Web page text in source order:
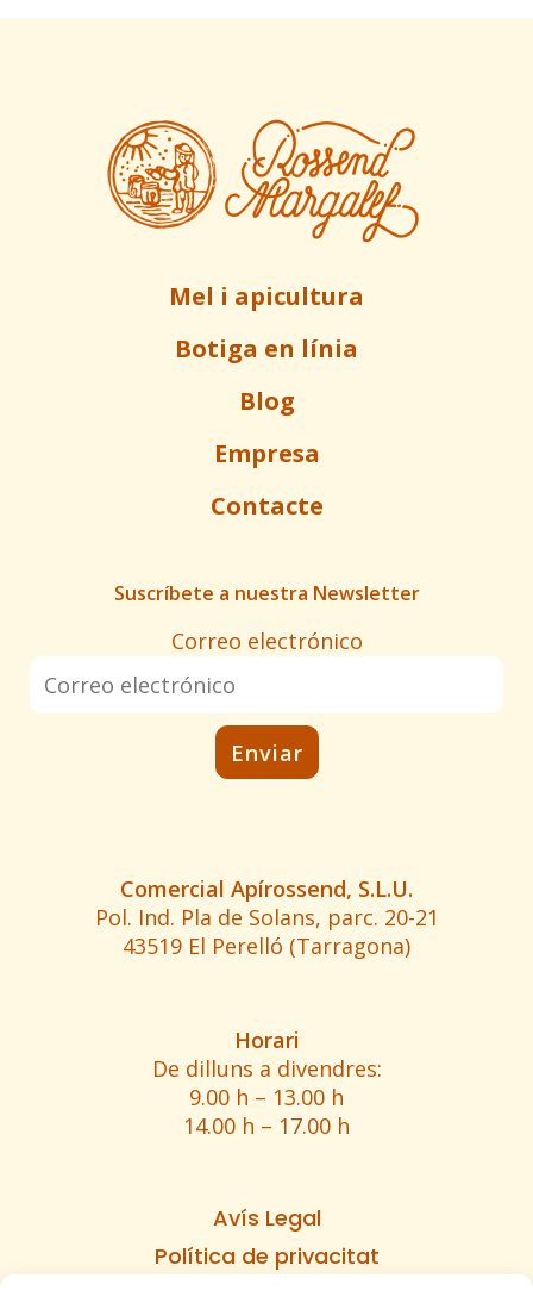
Mel i apicultura
Botiga en línia
Blog
Empresa
Contacte
Suscríbete a nuestra Newsletter
Correo electrónico
Comercial Apírossend, S.L.U.
Pol. Ind. Pla de Solans, parc. 20-21
43519 El Perelló (Tarragona)
Horari
De dilluns a divendres:
9.00 h – 13.00 h
14.00 h – 17.00 h
Avís Legal
Política de privacitat